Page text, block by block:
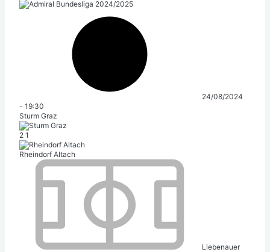
24/08/2024
- 19:30
Sturm Graz
2 1
Rheindorf Altach
Liebenauer